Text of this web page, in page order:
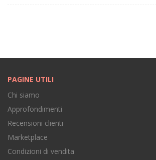
PAGINE UTILI
Chi siamo
Approfondimenti
Recensioni clienti
Marketplace
Condizioni di vendita